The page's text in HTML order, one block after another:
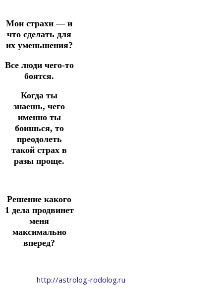
Мои страхи — и
что сделать для
их уменьшения?
Все люди чего-то
боятся.
Когда ты
знаешь, чего
именно ты
боишься, то
преодолеть
такой страх в
разы проще.
Решение какого
1 дела продвинет
меня
максимально
вперед?
http://astrolog-rodolog.ru